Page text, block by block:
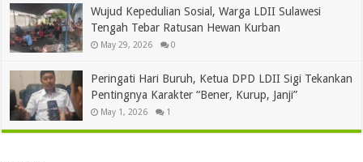
Wujud Kepedulian Sosial, Warga LDII Sulawesi
Tengah Tebar Ratusan Hewan Kurban
May 29, 2026 0
Peringati Hari Buruh, Ketua DPD LDII Sigi Tekankan
Pentingnya Karakter “Bener, Kurup, Janji”
May 1, 2026 1